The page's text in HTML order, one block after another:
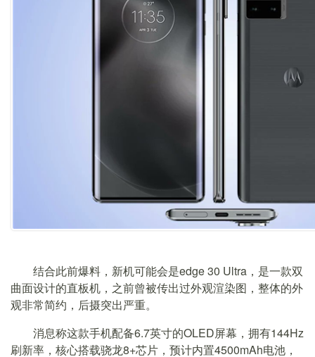
结合此前爆料，新机可能会是edge 30 Ultra，是一款双
曲面设计的直板机，之前曾被传出过外观渲染图，整体的外
观非常简约，后摄突出严重。
消息称这款手机配备6.7英寸的OLED屏幕，拥有144Hz
刷新率，核心搭载骁龙8+芯片，预计内置4500mAh电池，